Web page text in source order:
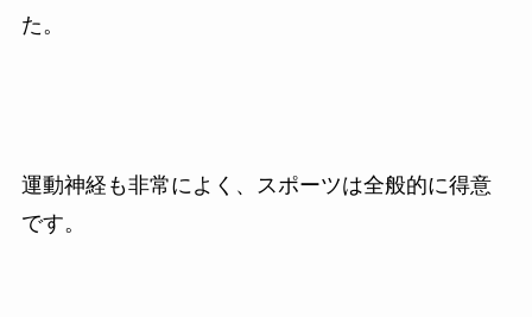
た。
運動神経も非常によく、スポーツは全般的に得意
です。